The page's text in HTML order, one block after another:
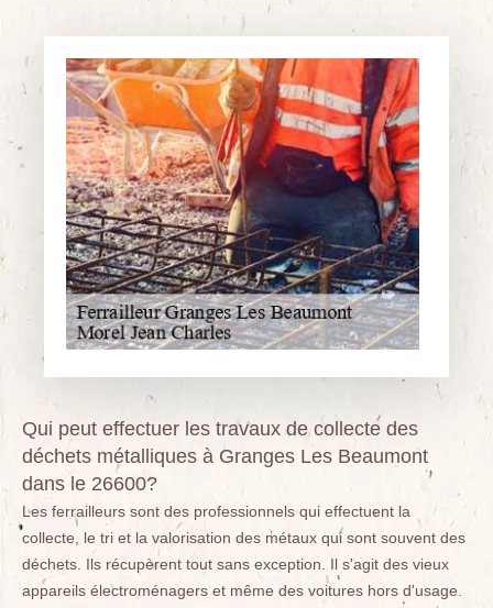
Qui peut effectuer les travaux de collecte des
déchets métalliques à Granges Les Beaumont
dans le 26600?
Les ferrailleurs sont des professionnels qui effectuent la
collecte, le tri et la valorisation des métaux qui sont souvent des
déchets. Ils récupèrent tout sans exception. Il s'agit des vieux
appareils électroménagers et même des voitures hors d'usage.